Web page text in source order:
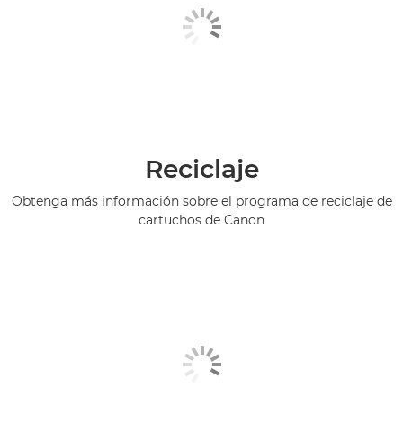
Reciclaje
Obtenga más información sobre el programa de reciclaje de
cartuchos de Canon